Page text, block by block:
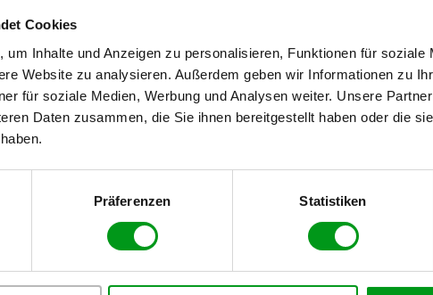
Cookies
um Inhalte und Anzeigen zu personalisieren, Funktionen für soziale
Website zu analysieren. Außerdem geben wir Informationen zu
für soziale Medien, Werbung und Analysen weiter. Unsere
Daten zusammen, die Sie ihnen bereitgestellt haben oder die
Präferenzen Statistiken
angezeigte Standort-Distanz bei Tinder oder Bumble regelmäßig, deutet
die Berechtigung steht auf „Nur bei Nutzung der App“. Ein
bei dauerhaftem Standortzugriff, den
dein Date die App überhaupt öffnet. Auch ein immer wieder
neu hinzugefügte Spotify-Songs in der Bio sprechen Bände. Wer
oder löscht die App direkt komplett vom Smartphone.
das Handy bei euren Treffen plötzlich immer mit dem
es, wenn Benachrichtigungen konsequent lautlos gestellt sind oder das
darauf hin, dass Nachrichten von anderen Dates eintreffen. Wer nichts
Mitteilungen.